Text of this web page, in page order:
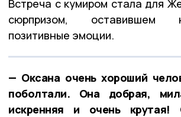
Встреча с кумиром стала для
сюрпризом, оставившем
позитивные эмоции.
— Оксана очень хороший
поболтали. Она добрая,
искренняя и очень крутая!